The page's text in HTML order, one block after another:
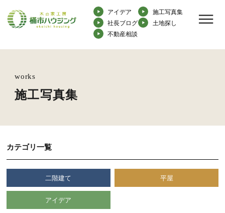
アイデア
施工写真集
社長ブログ
土地探し
不動産相談
works
施工写真集
カテゴリ一覧
二階建て 平屋
アイデア